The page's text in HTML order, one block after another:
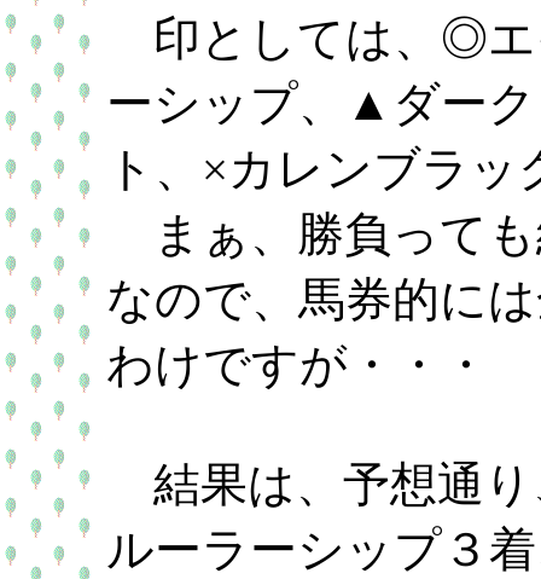
印としては、◎エ
ーシップ、▲ダー
ト、×カレンブラッ
まぁ、勝負っても
なので、馬券的に
わけですが・・・
結果は、予想通
ルーラーシップ３